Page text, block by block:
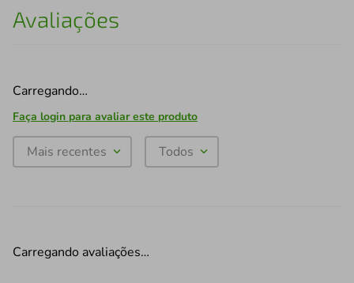
Avaliações
Carregando…
Faça login para avaliar este produto
Mais recentes Todos
Carregando avaliações…